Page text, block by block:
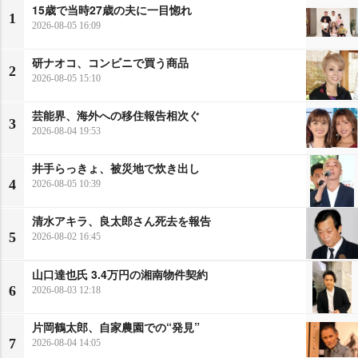
1
15歳で当時27歳の夫に一目惚れ
2026-08-05 16:09
2
研ナオコ、コンビニで買う商品
2026-08-05 15:10
3
芸能界、海外への移住報告相次ぐ
2026-08-04 19:53
4
井手らっきょ、被災地で炊き出し
2026-08-05 10:39
5
清水アキラ、良太郎さん死去を報告
2026-08-02 16:45
6
山口達也氏 3.4万円の湘南物件契約
2026-08-03 12:18
7
片岡鶴太郎、自家農園での“発見”
2026-08-04 14:05